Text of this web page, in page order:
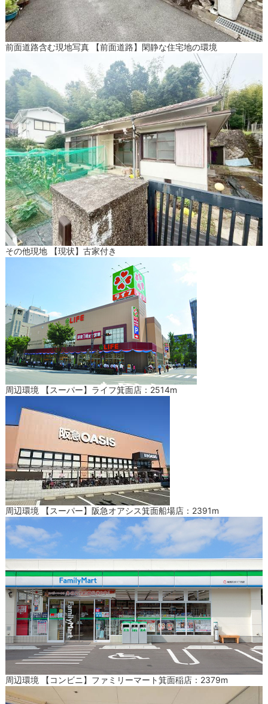
前面道路含む現地写真 【前面道路】閑静な住宅地の環境
その他現地 【現状】古家付き
周辺環境 【スーパー】ライフ箕面店：2514m
周辺環境 【スーパー】阪急オアシス箕面船場店：2391m
周辺環境 【コンビニ】ファミリーマート箕面稲店：2379m